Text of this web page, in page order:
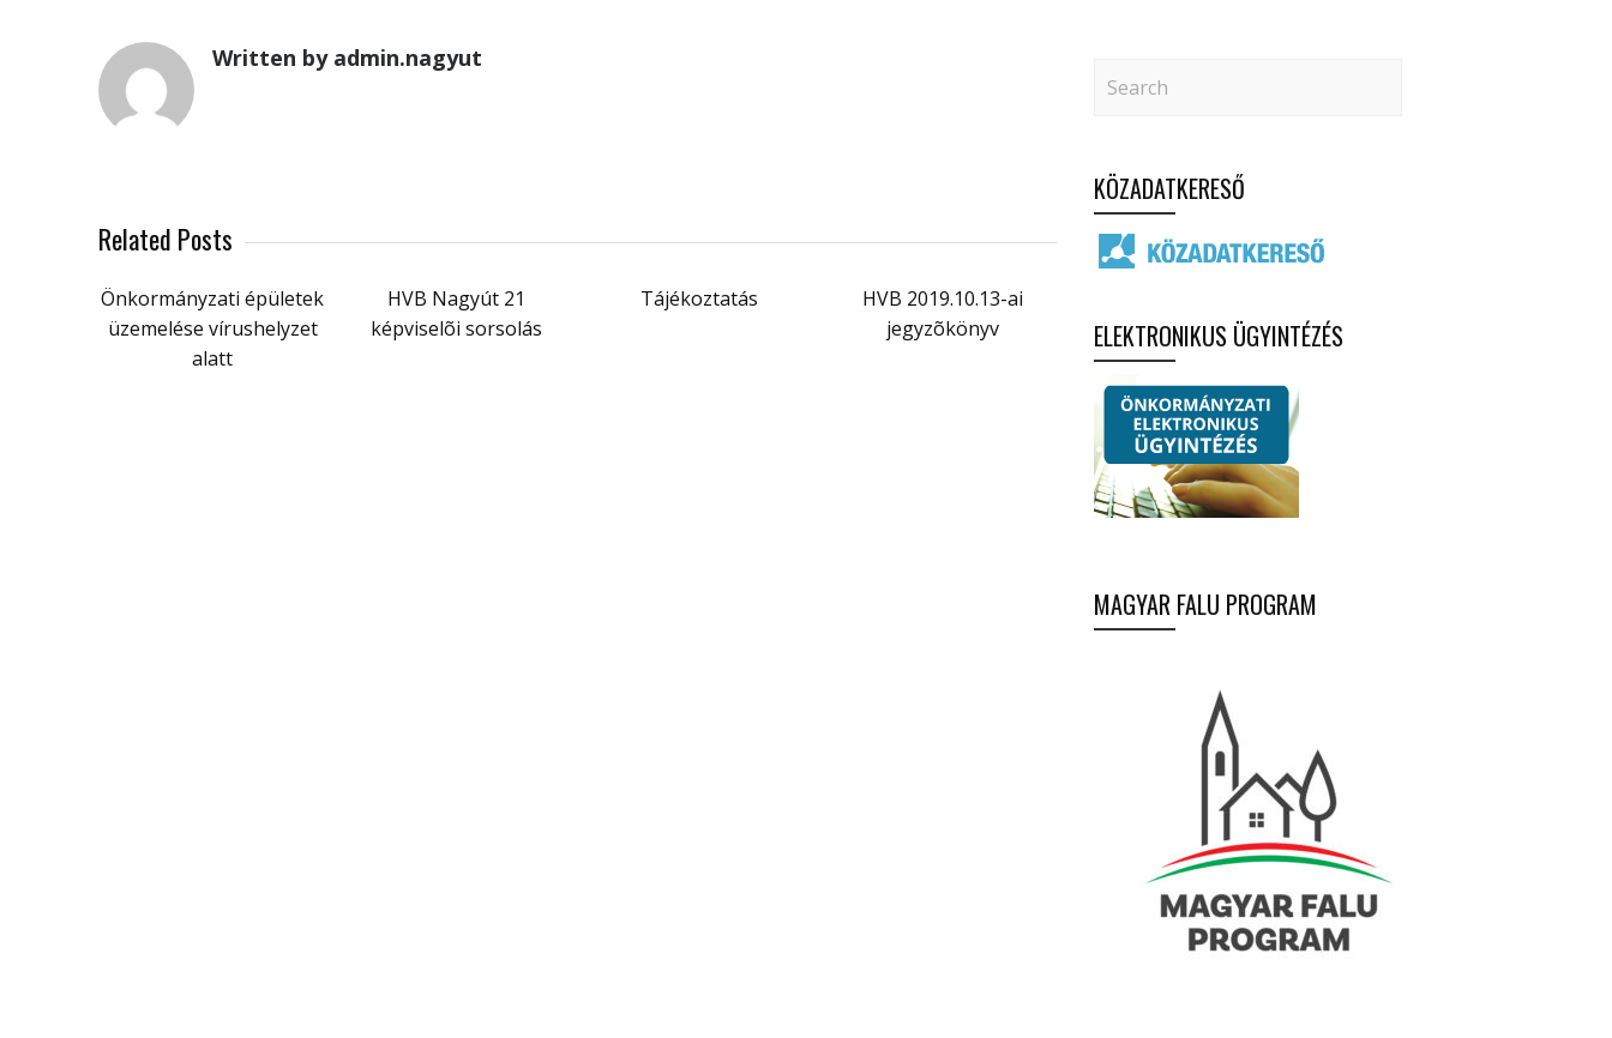
Written by admin.nagyut
Related Posts
Önkormányzati épületek
üzemelése vírushelyzet
alatt
HVB Nagyút 21
képviselõi sorsolás
Tájékoztatás
HVB 2019.10.13-ai
jegyzõkönyv
KÖZADATKERESŐ
ELEKTRONIKUS ÜGYINTÉZÉS
MAGYAR FALU PROGRAM